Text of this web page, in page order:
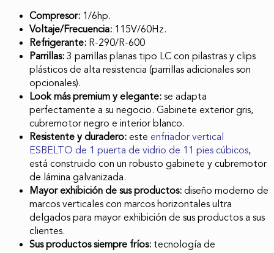
Compresor: 1/6hp.
Voltaje/Frecuencia: 115V/60Hz.
Refrigerante: R-290/R-600
Parrillas:3 parrillas planas tipo LC con pilastras y clips
plásticos de alta resistencia (parrillas adicionales son
opcionales).
Look más premium y elegante:se adapta
perfectamente a su negocio. Gabinete exterior gris,
cubremotor negro e interior blanco.
Resistente y duradero:este enfriador vertical
ESBELTO de 1 puerta de vidrio de 11 pies cúbicos,
está construido con un robusto gabinete y cubremotor
de lámina galvanizada.
Mayor exhibición de sus productos:diseño moderno de
marcos verticales con marcos horizontales ultra
delgados para mayor exhibición de sus productos a sus
clientes.
Sus productos siempre fríos: tecnología de